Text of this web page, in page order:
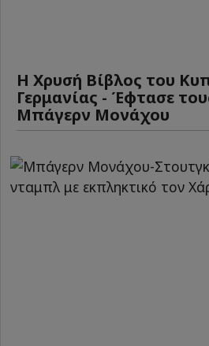
Η Χρυσή Βίβλος του
Γερμανίας - Έφτασε
Μπάγερν Μονάχου